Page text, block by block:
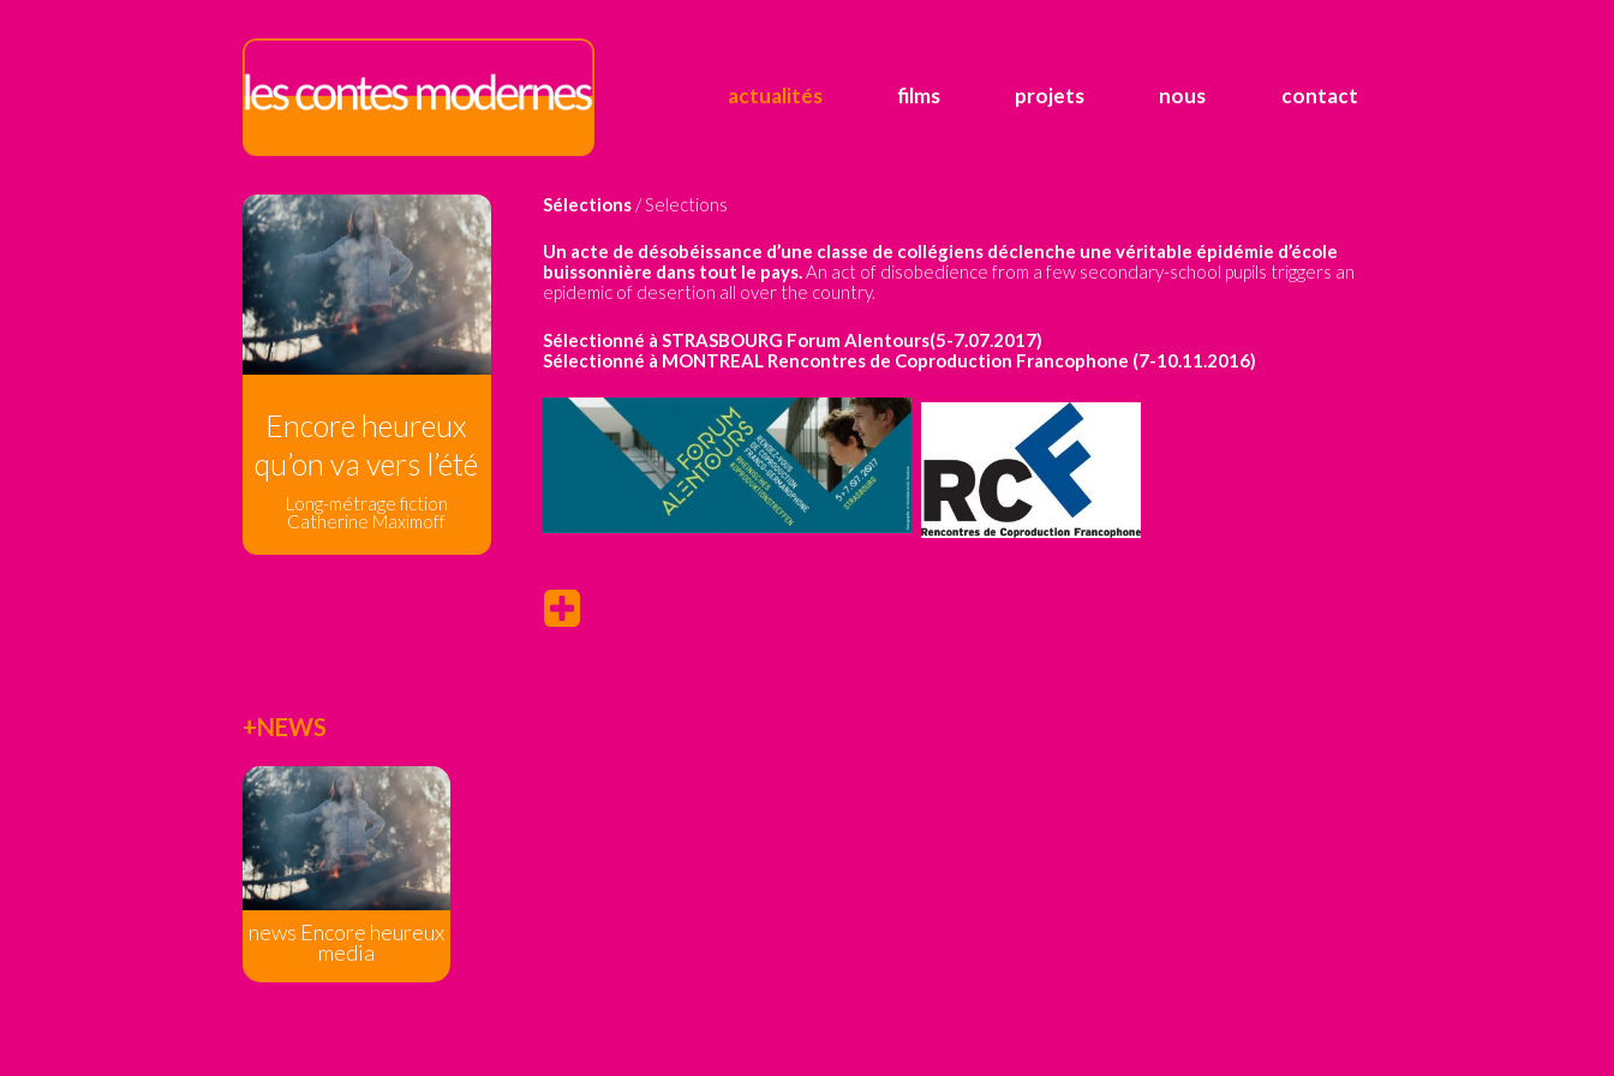
actualités films projets nous contact
Encore heureux
qu’on va vers l’été
Long-métrage fiction
Catherine Maximoff
Sélections / Selections
Un acte de désobéissance d’une classe de collégiens déclenche une véritable épidémie d’école
buissonnière dans tout le pays.An act of disobedience from a few secondary-school pupils triggers an
epidemic of desertion all over the country.
Sélectionné à STRASBOURG Forum Alentours(5-7.07.2017)
Sélectionné à MONTREAL Rencontres de Coproduction Francophone (7-10.11.2016)
+NEWS
news Encore heureux
media